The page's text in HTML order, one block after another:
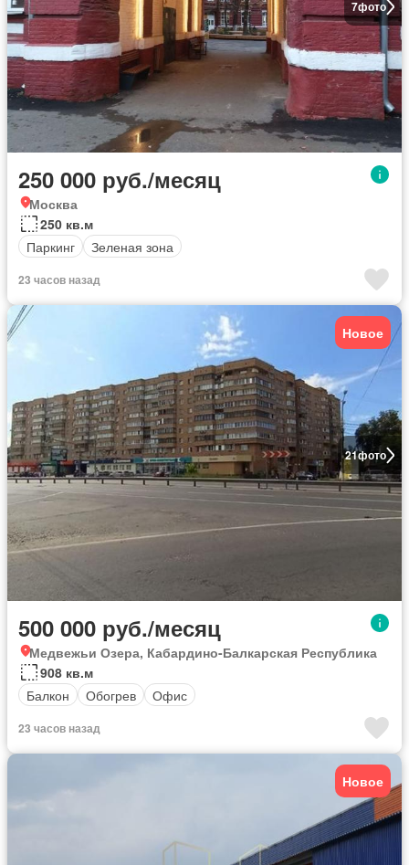
7фото
250 000 руб./месяц
Москва
250 кв.м
Паркинг
Зеленая зона
23 часов назад
21фото
Новое
500 000 руб./месяц
Медвежьи Озера, Кабардино-Балкарская Республика
908 кв.м
Балкон
Обогрев Офис
23 часов назад
Новое